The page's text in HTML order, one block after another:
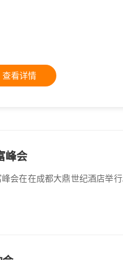
查看详情
峰会
在在成都大鼎世纪酒店举